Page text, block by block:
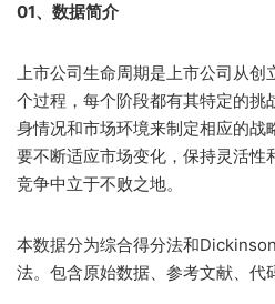
01、数据简介
上市公司生命周期是上市公司从创
个过程，每个阶段都有其特定的挑
身情况和市场环境来制定相应的战
要不断适应市场变化，保持灵活性
竞争中立于不败之地。
本数据分为综合得分法和
法。包含原始数据、参考文献、代